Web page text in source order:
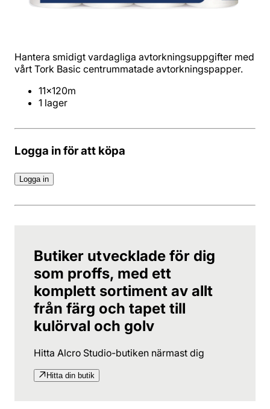
Hantera smidigt vardagliga avtorkningsuppgifter med
vårt Tork Basic centrummatade avtorkningspapper.
1 lager
Logga in för att köpa
Logga in
Butiker utvecklade för dig
som proffs, med ett
komplett sortiment av allt
från färg och tapet till
kulörval och golv
Hitta Alcro Studio-butiken närmast dig
Hitta din butik